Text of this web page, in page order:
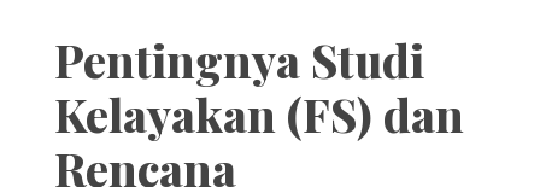
Pentingnya Studi
Kelayakan (FS) dan
Rencana